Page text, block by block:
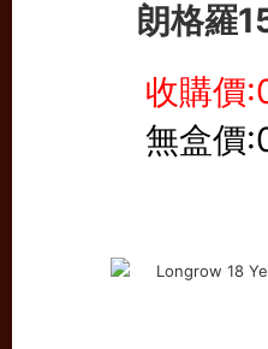
朗格羅
收購價
無盒價